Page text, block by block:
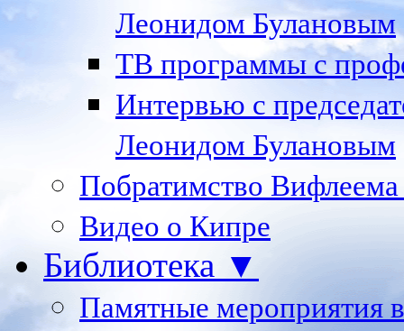
Леонидом Булановым
ТВ программы с
Интервью с
Леонидом Булановым
Побратимство
Видео о Кипре
Библиотека ▼
Памятные мероприятия